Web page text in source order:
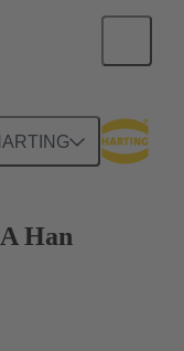
Han